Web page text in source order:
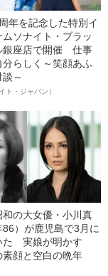
年を記念した特別イ
ソナイト・ブラッ
銀座店で開催 仕事
分らしく～笑顔あふ
～
ト・ジャパン）
和の大女優・小川真
86）が鹿児島で3月に
た 実娘が明かす
素顔と空白の晩年